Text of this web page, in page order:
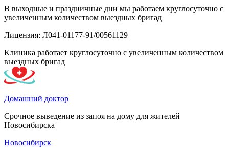
В выходные и праздничные дни мы работаем круглосуточно с
увеличенным количеством выездных бригад
Лицензия: Л041-01177-91/00561129
Клиника работает круглосуточно с увеличенным количеством
выездных бригад
Домашний доктор
Срочное выведение из запоя на дому для жителей
Новосибирска
Новосибирск